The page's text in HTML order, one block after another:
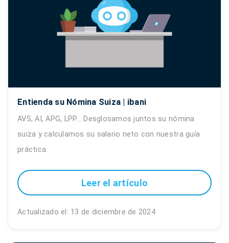
Entienda su Nómina Suiza | ibani
AVS, AI, APG, LPP... Desglosamos juntos su nómina
suiza y calculamos su salario neto con nuestra guía
práctica.
Leer el artículo
Actualizado el: 13 de diciembre de 2024